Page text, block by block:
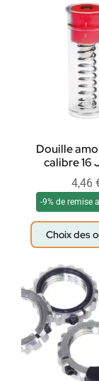
Douille
calibre 16
4,46
-9% de remise
Choix des